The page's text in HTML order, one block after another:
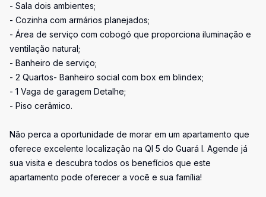
- Sala dois ambientes;
- Cozinha com armários planejados;
- Área de serviço com cobogó que proporciona iluminação e
ventilação natural;
- Banheiro de serviço;
- 2 Quartos- Banheiro social com box em blindex;
- 1 Vaga de garagem Detalhe;
- Piso cerâmico.
Não perca a oportunidade de morar em um apartamento que
oferece excelente localização na QI 5 do Guará I. Agende já
sua visita e descubra todos os benefícios que este
apartamento pode oferecer a você e sua família!